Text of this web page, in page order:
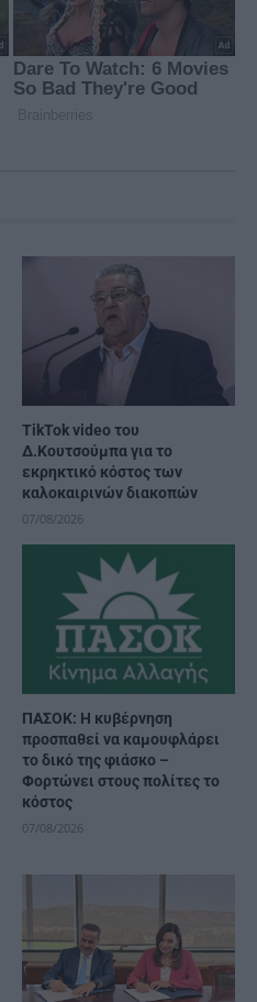
TikTok video του
Δ.Κουτσούμπα για το
εκρηκτικό κόστος των
καλοκαιρινών διακοπών
07/08/2026
ΠΑΣΟΚ: Η κυβέρνηση
προσπαθεί να καμουφλάρει
το δικό της φιάσκο –
Φορτώνει στους πολίτες το
κόστος
07/08/2026